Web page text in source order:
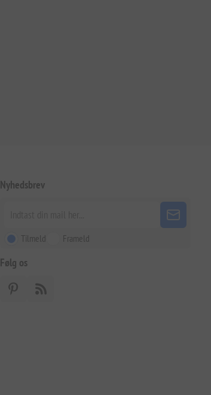
Nyhedsbrev
Tilmeld Frameld
Følg os